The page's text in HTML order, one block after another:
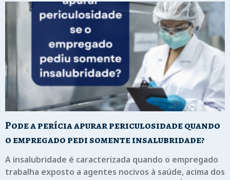
Pode a perícia apurar periculosidade quando
o empregado pedi somente insalubridade?
A insalubridade é caracterizada quando o empregado
trabalha exposto a agentes nocivos à saúde, acima dos